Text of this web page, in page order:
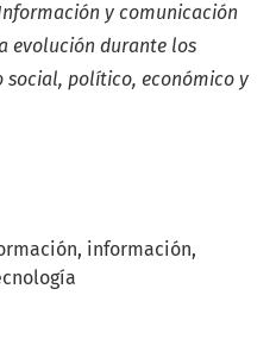
información
y comunicación
evolución durante los
social, político, económico y